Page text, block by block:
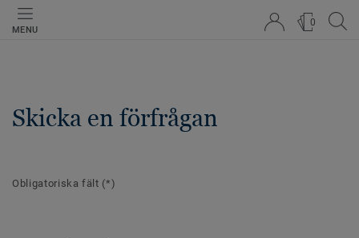
MENU
0
Skicka en förfrågan
Obligatoriska fält (*)